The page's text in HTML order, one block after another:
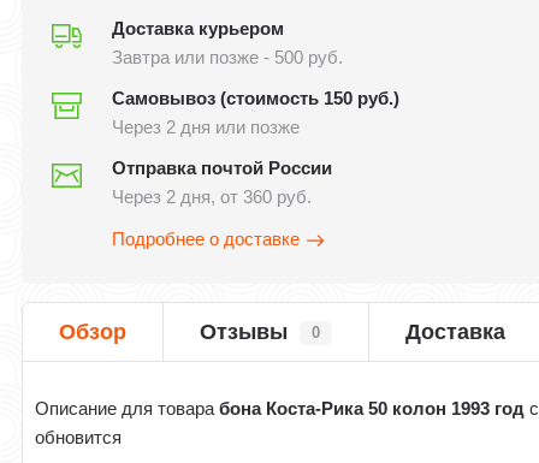
Доставка курьером
Завтра или позже - 500 руб.
Самовывоз (стоимость 150 руб.)
Через 2 дня или позже
Отправка почтой России
Через 2 дня, от 360 руб.
Подробнее о доставке
Обзор Отзывы 0 Доставка
Описание для товарабона Коста-Рика 50 колон 1993 год
обновится